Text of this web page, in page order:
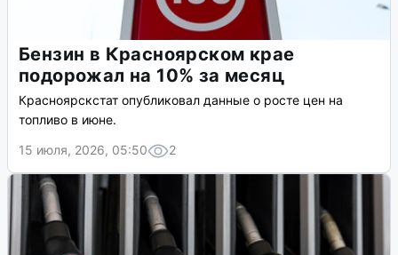
Бензин в Красноярском крае
подорожал на 10% за месяц
Красноярскстат опубликовал данные о росте цен на
топливо в июне.
15 июля, 2026, 05:50
2